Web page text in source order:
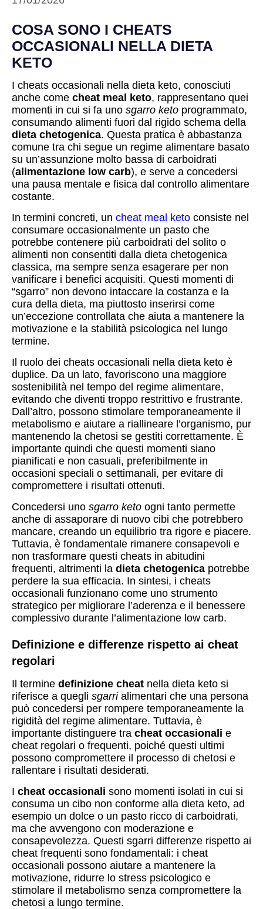
COSA SONO I CHEATS
OCCASIONALI NELLA DIETA
KETO
I cheats occasionali nella dieta keto, conosciuti
anche come cheat meal keto, rappresentano quei
momenti in cui si fa uno sgarro keto programmato,
consumando alimenti fuori dal rigido schema della
dieta chetogenica. Questa pratica è abbastanza
comune tra chi segue un regime alimentare basato
su un’assunzione molto bassa di carboidrati
(alimentazione low carb), e serve a concedersi
una pausa mentale e fisica dal controllo alimentare
costante.
In termini concreti, un cheat meal keto consiste nel
consumare occasionalmente un pasto che
potrebbe contenere più carboidrati del solito o
alimenti non consentiti dalla dieta chetogenica
classica, ma sempre senza esagerare per non
vanificare i benefici acquisiti. Questi momenti di
“sgarro” non devono intaccare la costanza e la
cura della dieta, ma piuttosto inserirsi come
un’eccezione controllata che aiuta a mantenere la
motivazione e la stabilità psicologica nel lungo
termine.
Il ruolo dei cheats occasionali nella dieta keto è
duplice. Da un lato, favoriscono una maggiore
sostenibilità nel tempo del regime alimentare,
evitando che diventi troppo restrittivo e frustrante.
Dall’altro, possono stimolare temporaneamente il
metabolismo e aiutare a riallineare l’organismo, pur
mantenendo la chetosi se gestiti correttamente. È
importante quindi che questi momenti siano
pianificati e non casuali, preferibilmente in
occasioni speciali o settimanali, per evitare di
compromettere i risultati ottenuti.
Concedersi uno sgarro keto ogni tanto permette
anche di assaporare di nuovo cibi che potrebbero
mancare, creando un equilibrio tra rigore e piacere.
Tuttavia, è fondamentale rimanere consapevoli e
non trasformare questi cheats in abitudini
frequenti, altrimenti la dieta chetogenica potrebbe
perdere la sua efficacia. In sintesi, i cheats
occasionali funzionano come uno strumento
strategico per migliorare l’aderenza e il benessere
complessivo durante l’alimentazione low carb.
Definizione e differenze rispetto ai cheat
regolari
Il termine definizione cheat nella dieta keto si
riferisce a quegli sgarrialimentari che una persona
può concedersi per rompere temporaneamente la
rigidità del regime alimentare. Tuttavia, è
importante distinguere tra cheat occasionali e
cheat regolari o frequenti, poiché questi ultimi
possono compromettere il processo di chetosi e
rallentare i risultati desiderati.
I cheat occasionali sono momenti isolati in cui si
consuma un cibo non conforme alla dieta keto, ad
esempio un dolce o un pasto ricco di carboidrati,
ma che avvengono con moderazione e
consapevolezza. Questi sgarri differenze rispetto ai
cheat frequenti sono fondamentali: i cheat
occasionali possono aiutare a mantenere la
motivazione, ridurre lo stress psicologico e
stimolare il metabolismo senza compromettere la
chetosi a lungo termine.